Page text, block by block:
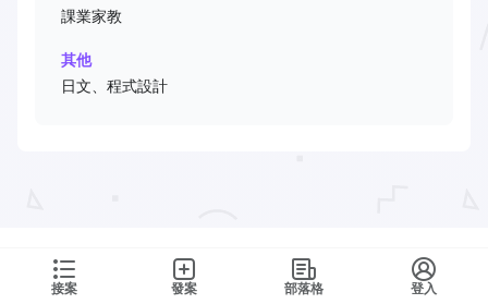
接案 發案 部落格 登入
課業家教
其他
日文、程式設計